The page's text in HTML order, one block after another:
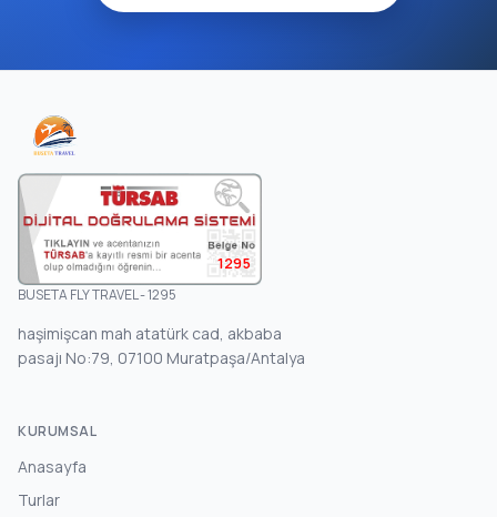
1295
BUSETA FLY TRAVEL - 1295
haşimişcan mah atatürk cad, akbaba
pasajı No:79, 07100 Muratpaşa/Antalya
KURUMSAL
Anasayfa
Turlar